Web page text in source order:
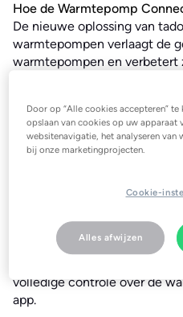
Hoe de Warmtepomp
De nieuwe oplossing van
warmtepompen verlaagt de
warmtepompen en verbetert
de besparing oplopen tot
De tado° Warmtepomp
een kabel aangesloten op de
Connector communiceert
gebruiker de internetbridge
installeert de gebruiker de
volledige controle over de
app.
Door op “Alle cookies accepteren”
opslaan van cookies op uw apparaat
websitenavigatie, het analyseren van
bij onze marketingprojecten.
Cookie-
Alles afwijzen